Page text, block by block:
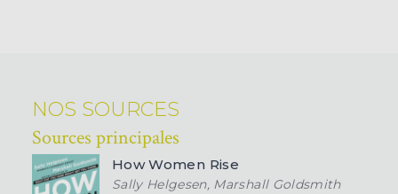
NOS SOURCES
Sources principales
How Women Rise
Sally Helgesen, Marshall Goldsmith